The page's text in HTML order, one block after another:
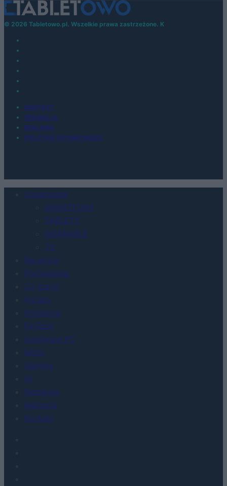
© 2026 Tabletowo.pl. Wszelkie prawa zastrzeżone. K
KONTAKT
REDAKCJA
REKLAMA
POLITYKA PRYWATNOŚCI
Urządzenia
SMARTFONY
TABLETY
WEARABLE
TV
Recenzje
Porównania
Co kupić
Porady
Promocje
FinTech
Hardware PC
Moto
Gaming
AI
Redakcja
Reklama
Kontakt